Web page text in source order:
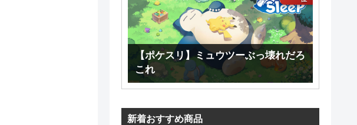
【ポケスリ】ミュウツーぶっ壊れだろ
これ
新着おすすめ商品